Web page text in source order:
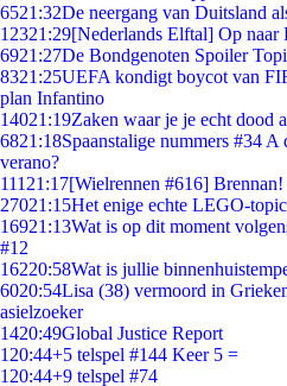
6521:32De neergang van Duitsland
12321:29[Nederlands Elftal] Op naar
6921:27De Bondgenoten Spoiler
8321:25UEFA kondigt boycot van
plan Infantino
14021:19Zaken waar je je echt dood
6821:18Spaanstalige nummers #34 A
verano?
111 21:17[Wielrennen #616] Brennan!
27021:15Het enige echte LEGO-
16921:13Wat is op dit moment
#12
16220:58Wat is jullie
6020:54Lisa (38) vermoord in
asielzoeker
1420:49Global Justice Report
1 20:44+5 telspel #144 Keer 5 =
1 20:44+9 telspel #74